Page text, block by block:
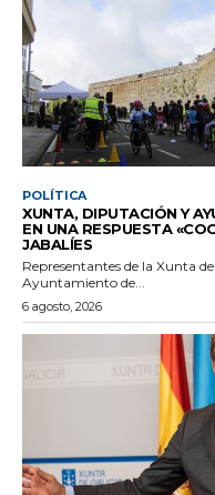
POLÍTICA
XUNTA, DIPUTACIÓN Y
EN UNA RESPUESTA
JABALÍES
Representantes de la Xunta
Ayuntamiento de...
6 agosto, 2026